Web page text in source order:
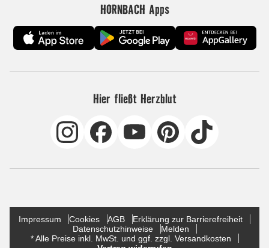
HORNBACH Apps
Hier fließt Herzblut
Impressum Cookies AGB
Erklärung zur Barrierefreiheit
Datenschutzhinweise
Melden
* Alle Preise inkl. MwSt. und ggf. zzgl. Versandkosten